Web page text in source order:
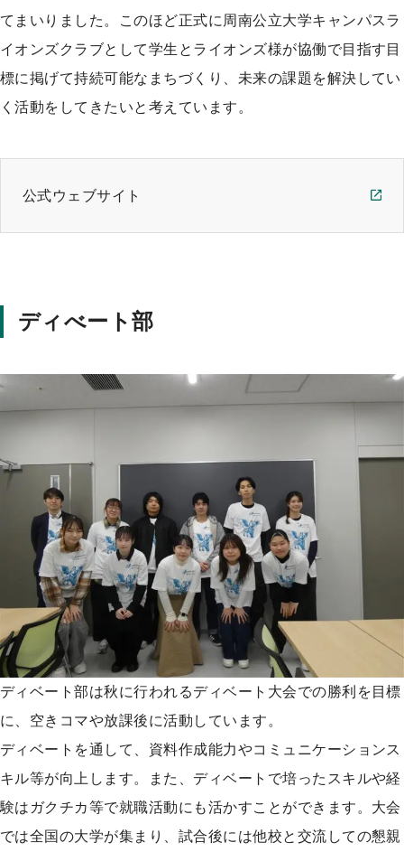
てまいりました。このほど正式に周南公立大学キャンパスラ
イオンズクラブとして学生とライオンズ様が協働で目指す目
標に掲げて持続可能なまちづくり、未来の課題を解決してい
く活動をしてきたいと考えています。
公式ウェブサイト
ディべート部
ディベート部は秋に行われるディベート大会での勝利を目標
に、空きコマや放課後に活動しています。
ディベートを通して、資料作成能力やコミュニケーションス
キル等が向上します。また、ディベートで培ったスキルや経
験はガクチカ等で就職活動にも活かすことができます。大会
では全国の大学が集まり、試合後には他校と交流しての懇親